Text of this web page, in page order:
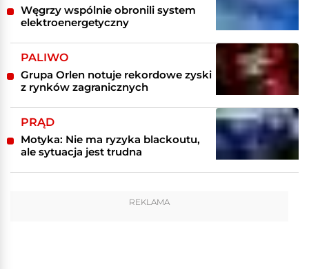
Węgrzy wspólnie obronili system
elektroenergetyczny
PALIWO
Grupa Orlen notuje rekordowe zyski
z rynków zagranicznych
PRĄD
Motyka: Nie ma ryzyka blackoutu,
ale sytuacja jest trudna
REKLAMA